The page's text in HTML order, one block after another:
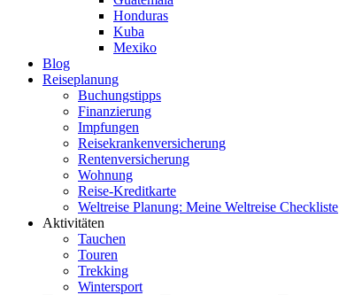
Honduras
Kuba
Mexiko
Blog
Reiseplanung
Buchungstipps
Finanzierung
Impfungen
Reisekrankenversicherung
Rentenversicherung
Wohnung
Reise-Kreditkarte
Weltreise Planung: Meine Weltreise Checkliste
Aktivitäten
Tauchen
Touren
Trekking
Wintersport